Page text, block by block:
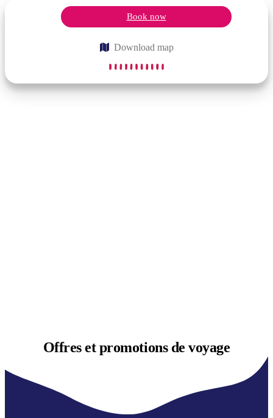
Book now
Download map
Offres etpromotions de voyage